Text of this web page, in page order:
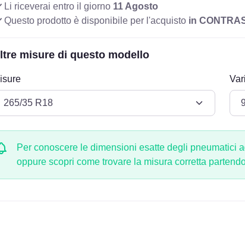
Li riceverai entro il giorno 11 Agosto
Questo prodotto è disponibile per l'acquisto in
misure di questo modello
Per conoscere le dimensioni esatte degli pneumatici
oppure scopri come trovare la misura corretta